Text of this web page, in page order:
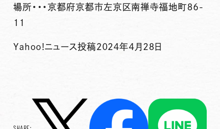
場所・・・京都府京都市左京区南禅寺福地町86-
11
Yahoo!ニュース投稿2024年4月28日